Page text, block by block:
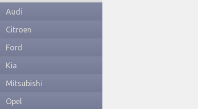
Audi
Citroen
Ford
Kia
Mitsubishi
Opel